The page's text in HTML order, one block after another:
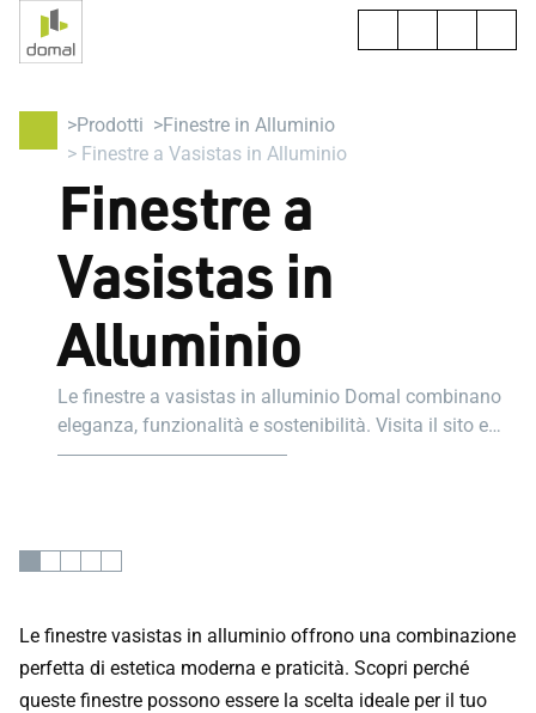
Prodotti
Finestre in Alluminio
Finestre a Vasistas in Alluminio
Finestre a
Vasistas in
Alluminio
Le finestre a vasistas in alluminio Domal combinano
eleganza, funzionalità e sostenibilità. Visita il sito e
scopri se fanno al caso tuo.
Le finestre vasistas in alluminio offrono una combinazione
perfetta di estetica moderna e praticità. Scopri perché
queste finestre possono essere la scelta ideale per il tuo